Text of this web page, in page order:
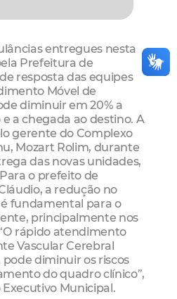
entregues nesta
Prefeitura de
resposta das equipes
Móvel de
diminuir em 20% a
a chegada ao destino. A
gerente do Complexo
Mozart Rolim, durante
das novas unidades,
o prefeito de
a redução no
fundamental para o
principalmente nos
rápido atendimento
Vascular Cerebral
pode diminuir os riscos
do quadro clínico”,
Municipal.